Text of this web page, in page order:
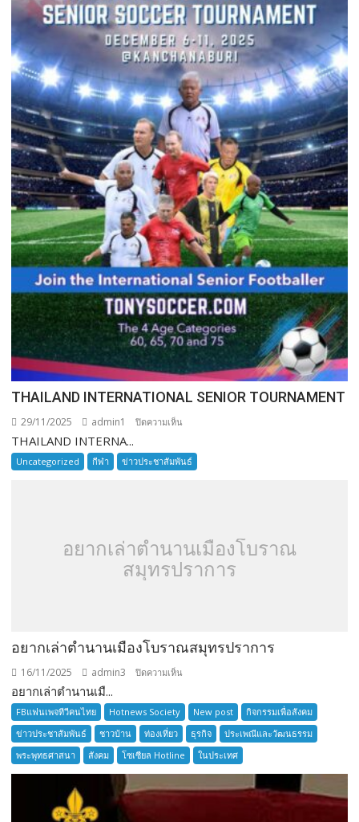
THAILAND INTERNATIONAL SENIOR TOURNAMENT
29/11/2025 admin1 ปิดความเห็น
INTERNATIONAL
SENIOR
THAILAND INTERNA...
Uncategorized กีฬา ข่าวประชาสัมพันธ์
อยากเล่าตำนานเมืองโบราณ
สมุทรปราการ
อยากเล่าตำนานเมืองโบราณสมุทรปราการ
16/11/2025 admin3 ปิดความเห็น
เล่า
ตำนาน
เมือง
โบราณ
สมุทรปราการ
อยากเล่าตำนานเมื...
FBแฟนเพจทีวีคนไทย Hotnews Society New post
กิจกรรมเพื่อสังคม
ข่าวประชาสัมพันธ์
ชาวบ้าน ท่องเที่ยว ธุรกิจ
ประเพณีและวัฒนธรรม
พระพุทธศาสนา
สังคม โซเซียล Hotline ในประเทศ